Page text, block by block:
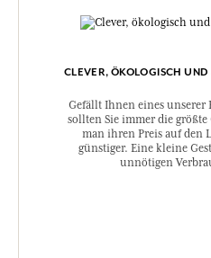
CLEVER, ÖKOLOGISCH
Gefällt Ihnen eines unserer
sollten Sie immer die größte
man ihren Preis auf den
günstiger. Eine kleine
unnötigen